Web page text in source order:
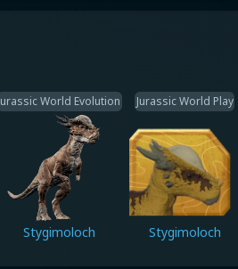
World Evolution
Stygimoloch
Jurassic World Play
Stygimoloch